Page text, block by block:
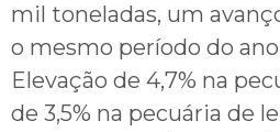
mil toneladas, um
o mesmo período do ano
Elevação de 4,7% na
de 3,5% na pecuária de